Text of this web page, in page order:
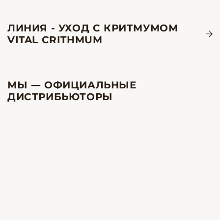
ЛИНИЯ - УХОД С КРИТМУМОМ
VITAL CRITHMUM
МЫ — ОФИЦИАЛЬНЫЕ
ДИСТРИБЬЮТОРЫ